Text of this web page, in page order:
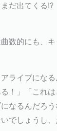
だ出てくる
的にも、キ
ライブにな
！」「これ
なるんだろ
でしょうし